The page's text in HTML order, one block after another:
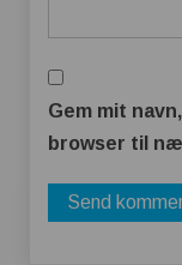
Gem mit
browser til